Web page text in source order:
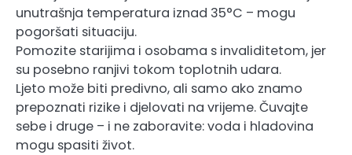
unutrašnja temperatura iznad 35°C – mogu
pogoršati situaciju.
Pomozite starijima i osobama s invaliditetom, jer
su posebno ranjivi tokom toplotnih udara.
Ljeto može biti predivno, ali samo ako znamo
prepoznati rizike i djelovati na vrijeme. Čuvajte
sebe i druge – i ne zaboravite: voda i hladovina
mogu spasiti život.